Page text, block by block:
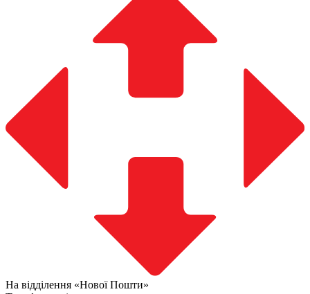
На відділення «Нової Пошти»